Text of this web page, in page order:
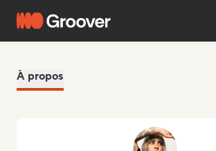
À propos